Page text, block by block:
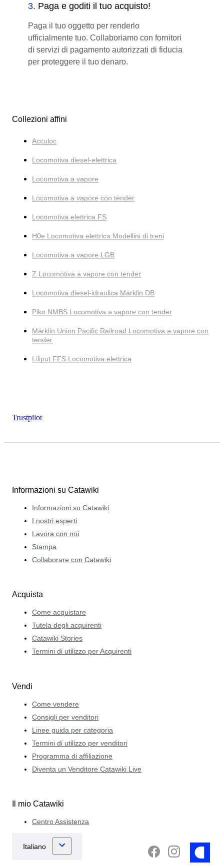
3. Paga e goditi il tuo acquisto!
Paga il tuo oggetto per renderlo
ufficialmente tuo. Collaboriamo con fornitori
di servizi di pagamento autorizzati di fiducia
per proteggere il tuo denaro.
Collezioni affini
Acculoc
Locomotiva diesel-elettrica
Locomotiva a vapore
Locomotiva a vapore con tender
Locomotiva elettrica FS
H0e Locomotiva elettrica Modellini di treni
Locomotiva a vapore LGB
Z Locomotiva a vapore con tender
Locomotiva diesel-idraulica Märklin DB
Piko NMBS Locomotiva a vapore con tender
Märklin Union Pacific Railroad Locomotiva a vapore con
tender
Liliput FFS Locomotiva elettrica
Trustpilot
Informazioni su Catawiki
Informazioni su Catawiki
I nostri esperti
Lavora con noi
Stampa
Collaborare con Catawiki
Acquista
Come acquistare
Tutela degli acquirenti
Catawiki Stories
Termini di utilizzo per Acquirenti
Vendi
Come vendere
Consigli per venditori
Linee guida per categoria
Termini di utilizzo per venditori
Programma di affiliazione
Diventa un Venditore Catawiki Live
Il mio Catawiki
Centro Assistenza